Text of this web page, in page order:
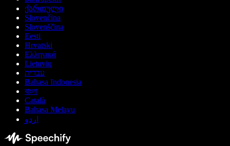
ქართული
Slovenčina
Slovenščina
Eesti
Hrvatski
Ελληνικά
Lietuvių
עברית
Bahasa Indonesia
বাংলা
Català
Bahasa Melayu
اردو